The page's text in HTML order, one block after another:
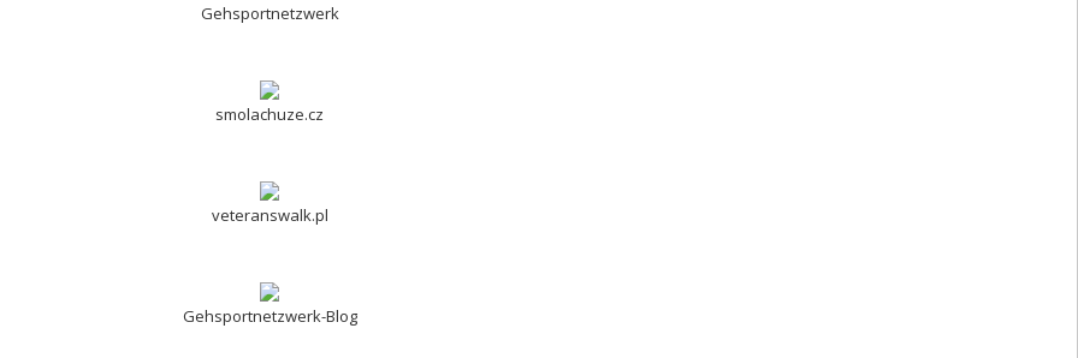
Gehsportnetzwerk
smolachuze.cz
veteranswalk.pl
Gehsportnetzwerk-Blog